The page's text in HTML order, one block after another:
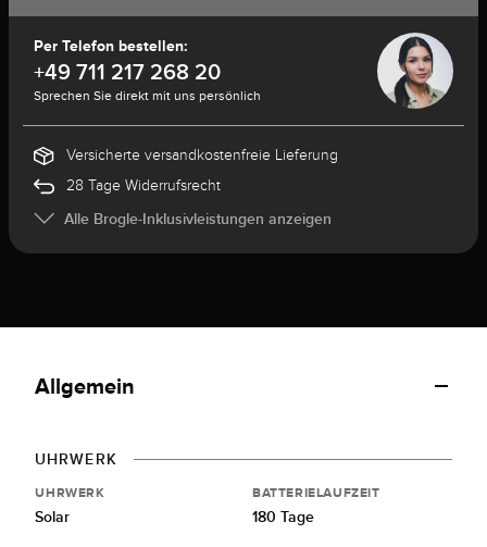
Per Telefon bestellen:
+49 711 217 268 20
Sprechen Sie direkt mit uns persönlich
Versicherte versandkostenfreie Lieferung
28 Tage Widerrufsrecht
Alle Brogle-Inklusivleistungen anzeigen
Allgemein
UHRWERK
UHRWERK
Solar
BATTERIELAUFZEIT
180 Tage